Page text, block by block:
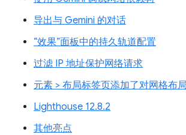
导出与 Gemini 的对话
“效果”面板中的持久轨道配置
过滤 IP 地址保护网络请求
元素 > 布局标签页添加了对网格布
Lighthouse 12.8.2
其他亮点